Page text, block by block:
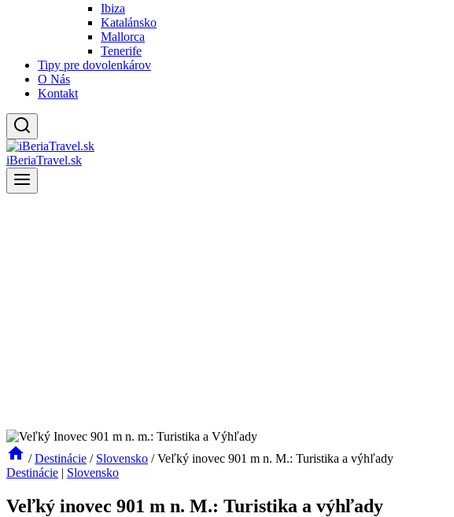
Ibiza
Katalánsko
Mallorca
Tenerife
Tipy pre dovolenkárov
O Nás
Kontakt
iBeriaTravel.sk
/ Destinácie / Slovensko / Veľký inovec 901 m n. M.: Turistika a výhľady
Destinácie | Slovensko
Veľký inovec 901 m n. M.: Turistika a výhľady